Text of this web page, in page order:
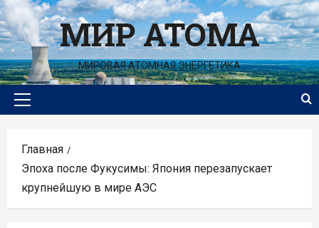
Перейти
к
содержимомуМИР АТОМА
МИРОВАЯ АТОМНАЯ ЭНЕРГЕТИКА
Основное
Главная
Эпоха после Фукусимы: Япония перезапускает
крупнейшую в мире АЭС